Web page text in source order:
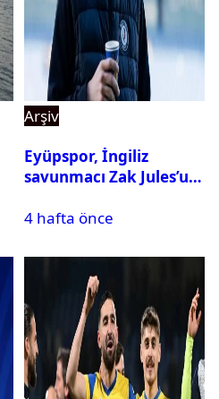
Arşiv
Eyüpspor, İngiliz
savunmacı Zak Jules’u
4 hafta önce